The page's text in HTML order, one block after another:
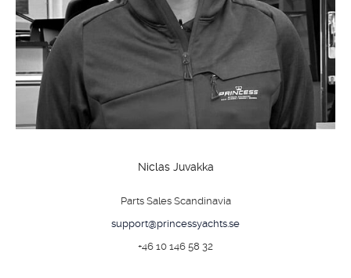
Niclas Juvakka
Parts Sales Scandinavia
support@princessyachts.se
+46 10 146 58 32
OM
BÅTAR
MARINOR
TJANSTER
NYHETER
EVENT